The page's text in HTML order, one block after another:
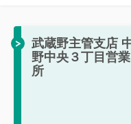
武蔵野主管支店
野中央３丁目営業
所